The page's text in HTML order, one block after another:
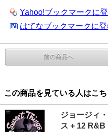
Yahoo!ブックマークに
はてなブックマークに
前の商品へ
この商品を見ている人はこ
ジョージィ
ス + 12 R&B